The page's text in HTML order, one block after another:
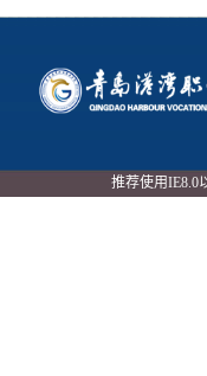
推荐使用IE8.0